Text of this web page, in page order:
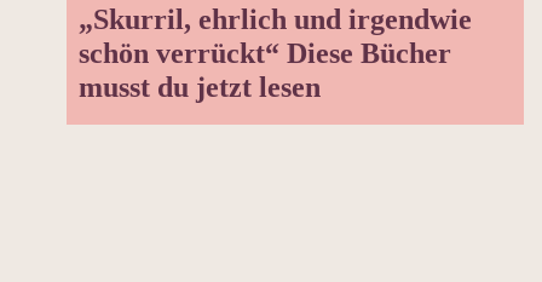
„Skurril, ehrlich und irgendwie
schön verrückt“ Diese Bücher
musst du jetzt lesen